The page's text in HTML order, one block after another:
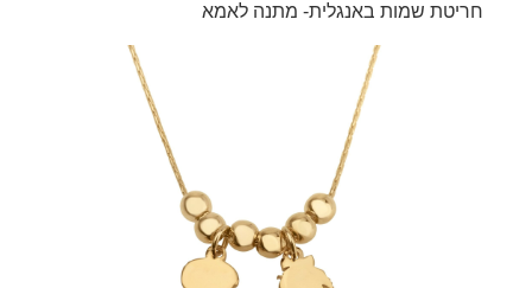
חריטת שמות באנגלית- מתנה לאמא